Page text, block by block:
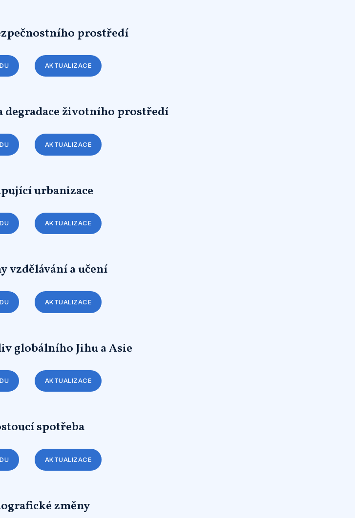
prostředí
AKTUALIZACE
degradace životního prostředí
AKTUALIZACE
urbanizace
AKTUALIZACE
vzdělávání a učení
AKTUALIZACE
globálního Jihu a Asie
AKTUALIZACE
spotřeba
AKTUALIZACE
změny